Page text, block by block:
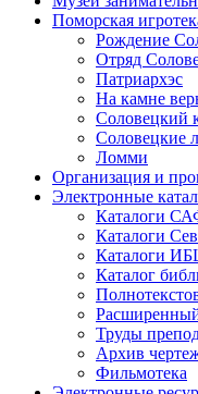
Поморская
Рождение
Отряд
Патриархэс
На камне
Соловецкий
Соловецкие
Ломми
Организация и
Электронные
Каталоги
Каталоги
Каталоги
Каталог
Труды
Архив
Фильмотека